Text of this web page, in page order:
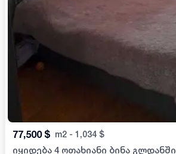
77,500 $ m2 - 1,034 $
იყიდება 4 ოთახიანი ბინა გლდანში